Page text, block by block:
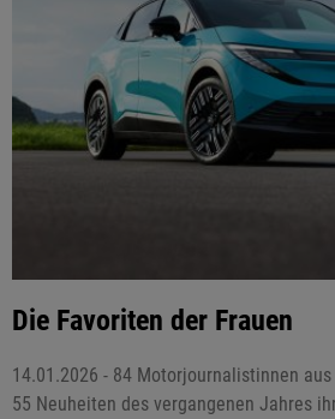
Die Favoriten der Frauen
14.01.2026 - 84 Motorjournalistinnen
55 Neuheiten des vergangenen Jahres